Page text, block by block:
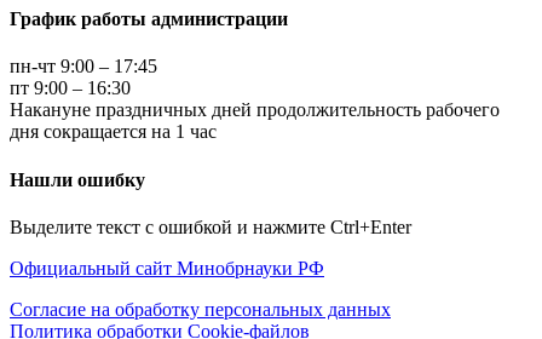
График работы администрации
пн-чт 9:00 – 17:45
пт 9:00 – 16:30
Накануне праздничных дней продолжительность рабочего
дня сокращается на 1 час
Нашли ошибку
Выделите текст с ошибкой и нажмите Ctrl+Enter
Официальный сайт Минобрнауки РФ
Согласие на обработку персональных данных
Политика обработки Cookie-файлов